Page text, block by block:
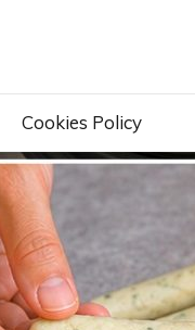
Cookies Policy